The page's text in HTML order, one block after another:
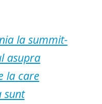
la summit-
asupra
la care
sunt